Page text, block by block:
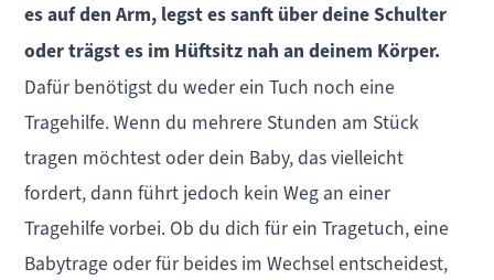
es auf den Arm, legst es sanft über deine Schulter
oder trägst es im Hüftsitz nah an deinem Körper.
Dafür benötigst du weder ein Tuch noch eine
Tragehilfe. Wenn du mehrere Stunden am Stück
tragen möchtest oder dein Baby, das vielleicht
fordert, dann führt jedoch kein Weg an einer
Tragehilfe vorbei. Ob du dich für ein Tragetuch, eine
Babytrage oder für beides im Wechsel entscheidest,